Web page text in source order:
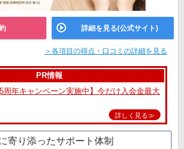
詳細を見る(公式サイト)
＞各項目の得点・口コミの詳細を見る
PR情報
周年キャンペーン実施中】今だけ入会金最大
詳しく見る≫
寄り添ったサポート体制